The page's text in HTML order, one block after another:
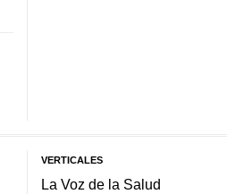
VERTICALES
La Voz de la Salud